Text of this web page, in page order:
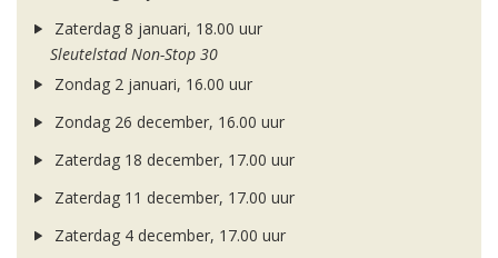
Zaterdag 8 januari, 18.00 uur
Sleutelstad Non-Stop 30
Zondag 2 januari, 16.00 uur
Zondag 26 december, 16.00 uur
Zaterdag 18 december, 17.00 uur
Zaterdag 11 december, 17.00 uur
Zaterdag 4 december, 17.00 uur